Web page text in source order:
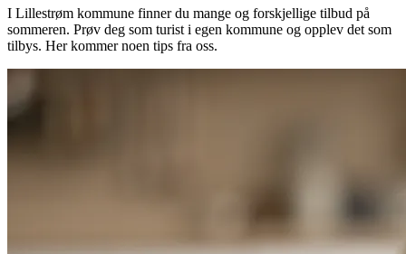
I Lillestrøm kommune finner du mange og forskjellige tilbud på
sommeren. Prøv deg som turist i egen kommune og opplev det som
tilbys. Her kommer noen tips fra oss.